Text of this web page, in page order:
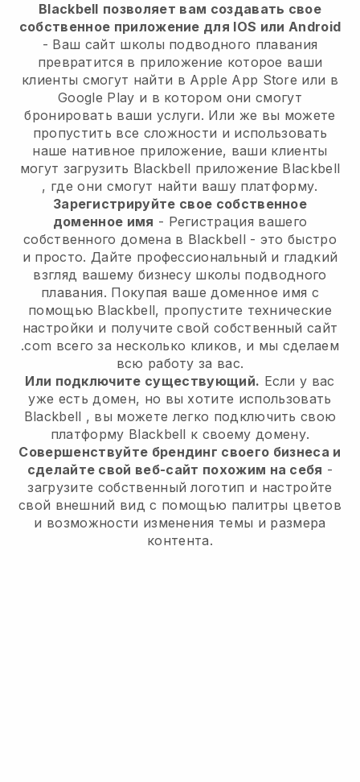
Blackbell позволяет вам создавать свое
собственное приложение для IOS или Android
- Ваш сайт школы подводного плавания
превратится в приложение которое ваши
клиенты смогут найти в Apple App Store или в
Google Play и в котором они смогут
бронировать ваши услуги. Или же вы можете
пропустить все сложности и использовать
наше нативное приложение, ваши клиенты
могут загрузить Blackbell приложение Blackbell
, где они смогут найти вашу платформу.
Зарегистрируйте свое собственное
доменное имя - Регистрация вашего
собственного домена в Blackbell - это быстро
и просто. Дайте профессиональный и гладкий
взгляд вашему бизнесу школы подводного
плавания. Покупая ваше доменное имя с
помощью Blackbell, пропустите технические
настройки и получите свой собственный сайт
.com всего за несколько кликов, и мы сделаем
всю работу за вас.
Или подключите существующий. Если у вас
уже есть домен, но вы хотите использовать
Blackbell , вы можете легко подключить свою
платформу Blackbell к своему домену.
Совершенствуйте брендинг своего бизнеса и
сделайте свой веб-сайт похожим на себя -
загрузите собственный логотип и настройте
свой внешний вид с помощью палитры цветов
и возможности изменения темы и размера
контента.